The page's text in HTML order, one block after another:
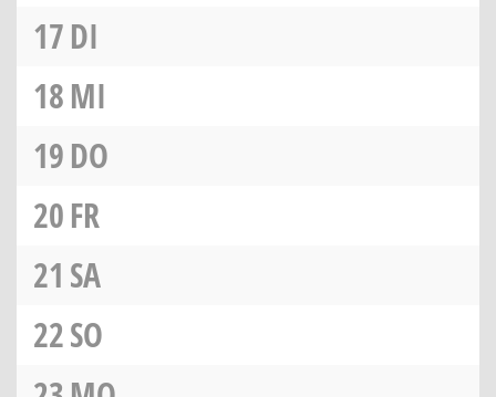
17DI
18MI
19DO
20FR
21 SA
22SO